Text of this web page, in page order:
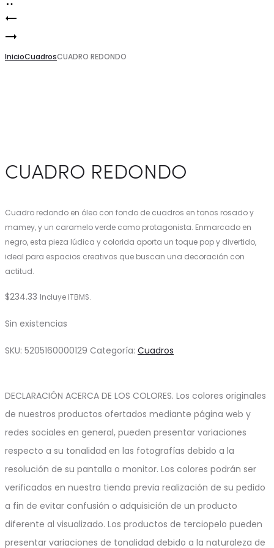
Product
navigation
CUADRO
REDONDO
InicioCuadrosCUADRO REDONDO
CUADRO REDONDO
Cuadro redondo en óleo con fondo de cuadros en tonos rosado y
mamey, y un caramelo verde como protagonista. Enmarcado en
negro, esta pieza lúdica y colorida aporta un toque pop y divertido,
ideal para espacios creativos que buscan una decoración con
actitud.
$234.33 Incluye ITBMS.
Sin existencias
SKU: 5205160000129 Categoría: Cuadros
DECLARACIÓN ACERCA DE LOS COLORES. Los colores originales
de nuestros productos ofertados mediante página web y
redes sociales en general, pueden presentar variaciones
respecto a su tonalidad en las fotografías debido a la
resolución de su pantalla o monitor. Los colores podrán ser
verificados en nuestra tienda previa realización de su pedido
a fin de evitar confusión o adquisición de un producto
diferente al visualizado. Los productos de terciopelo pueden
presentar variaciones de tonalidad debido a la naturaleza de